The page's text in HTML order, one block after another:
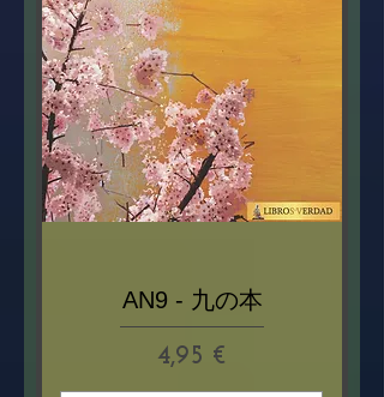
AN9 - 九の本
Prix
4,95 €